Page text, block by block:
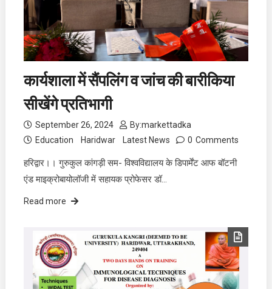
कार्यशाला में सैंपलिंग व जांच की बारीकिया
सीखेंगे प्रतिभागी
September 26, 2024 By:markettadka
Education
Haridwar Latest News 0 Comments
हरिद्वार।। गुरुकुल कांगड़ी सम- विश्वविद्यालय के डिपार्मेंट आफ बॉटनी
एंड माइक्रोबायोलॉजी में सहायक प्रोफेसर डॉ…
Read more